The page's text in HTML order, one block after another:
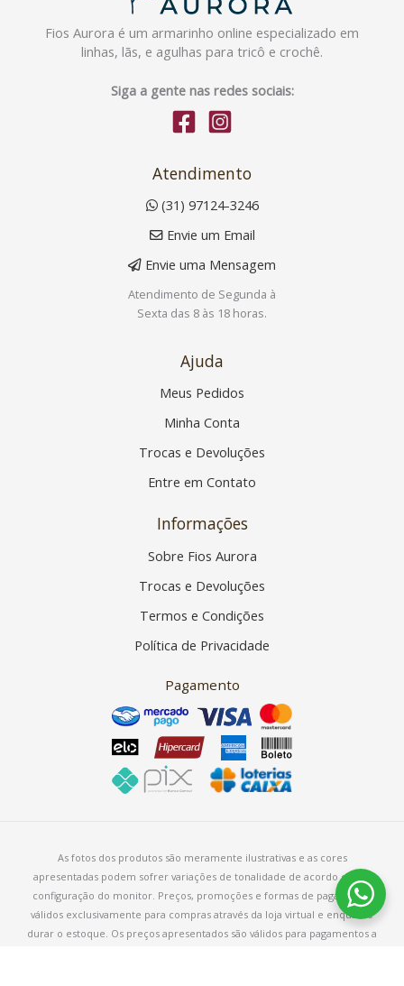
Fios Aurora é um armarinho online especializado em
linhas, lãs, e agulhas para tricô e crochê.
Siga a gente nas redes sociais:
Atendimento
(31) 97124-3246
Envie um Email
Envie uma Mensagem
Atendimento de Segunda à
Sexta das 8 às 18 horas.
Ajuda
Meus Pedidos
Minha Conta
Trocas e Devoluções
Entre em Contato
Informações
Sobre Fios Aurora
Trocas e Devoluções
Termos e Condições
Política de Privacidade
Pagamento
As fotos dos produtos são meramente ilustrativas e as cores
apresentadas podem sofrer variações de tonalidade de acordo com a
configuração do monitor. Preços, promoções e formas de pagamento
válidos exclusivamente para compras através da loja virtual e enquanto
durar o estoque. Os preços apresentados são válidos para pagamentos a